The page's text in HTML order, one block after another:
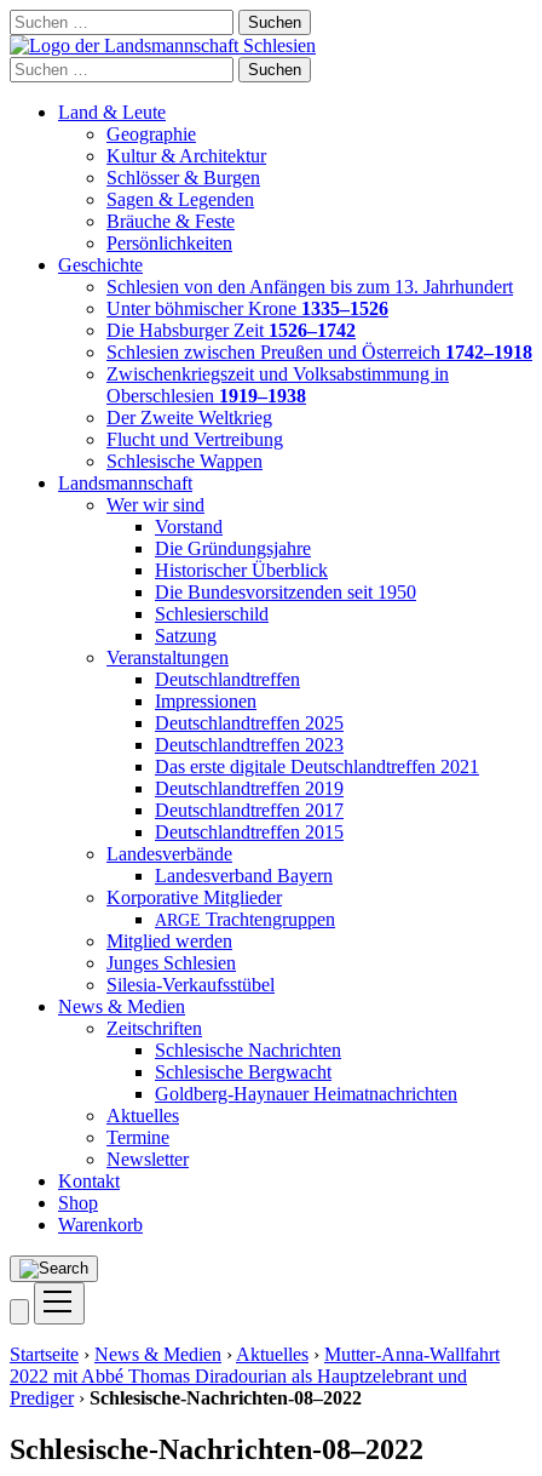
Skip
to
content
Suchen
nach:
Suchen
nach:
Land & Leute
Geographie
Kultur & Architektur
Schlösser & Burgen
Sagen & Legenden
Bräuche & Feste
Persönlichkeiten
Geschichte
Schlesien von den Anfängen bis zum 13. Jahrhundert
Unter böhmischer Krone 1335–1526
Die Habsburger Zeit 1526–1742
Schlesien zwischen Preußen und Österreich 1742–1918
Zwischenkriegszeit und Volksabstimmung in
Oberschlesien 1919–1938
Der Zweite Weltkrieg
Flucht und Vertreibung
Schlesische Wappen
Landsmannschaft
Wer wir sind
Vorstand
Die Gründungsjahre
Historischer Überblick
Die Bundesvorsitzenden seit 1950
Schlesierschild
Satzung
Veranstaltungen
Deutschlandtreffen
Impressionen
Deutschlandtreffen 2025
Deutschlandtreffen 2023
Das erste digitale Deutschlandtreffen 2021
Deutschlandtreffen 2019
Deutschlandtreffen 2017
Deutschlandtreffen 2015
Landesverbände
Landesverband Bayern
Korporative Mitglieder
ARGE Trachtengruppen
Mitglied werden
Junges Schlesien
Silesia-Verkaufsstübel
News & Medien
Zeitschriften
Schlesische Nachrichten
Schlesische Bergwacht
Goldberg-Haynauer Heimatnachrichten
Aktuelles
Termine
Newsletter
Kontakt
Shop
Warenkorb
Startseite › News & Medien › Aktuelles › Mutter-Anna-Wallfahrt
2022 mit Abbé Thomas Diradourian als Hauptzelebrant und
Prediger› Schlesische-Nachrichten-08–2022
Schlesische-Nachrichten-08–2022